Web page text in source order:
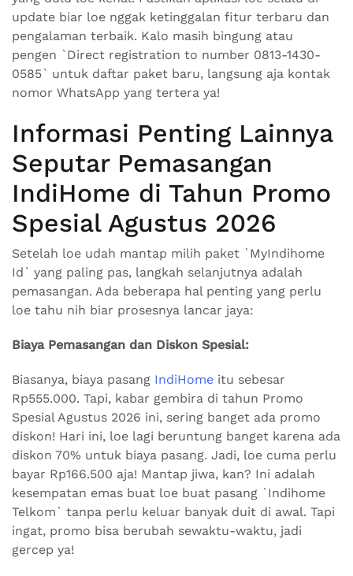
update biar loe nggak ketinggalan fitur terbaru dan
pengalaman terbaik. Kalo masih bingung atau
pengen `Direct registration to number 0813-1430-
0585` untuk daftar paket baru, langsung aja kontak
nomor WhatsApp yang tertera ya!
Informasi Penting Lainnya
Seputar Pemasangan
IndiHome di Tahun Promo
Spesial Agustus 2026
Setelah loe udah mantap milih paket `MyIndihome
Id` yang paling pas, langkah selanjutnya adalah
pemasangan. Ada beberapa hal penting yang perlu
loe tahu nih biar prosesnya lancar jaya:
Biaya Pemasangan dan Diskon Spesial:
Biasanya, biaya pasang IndiHome itu sebesar
Rp555.000. Tapi, kabar gembira di tahun Promo
Spesial Agustus 2026 ini, sering banget ada promo
diskon! Hari ini, loe lagi beruntung banget karena ada
diskon 70% untuk biaya pasang. Jadi, loe cuma perlu
bayar Rp166.500 aja! Mantap jiwa, kan? Ini adalah
kesempatan emas buat loe buat pasang `Indihome
Telkom` tanpa perlu keluar banyak duit di awal. Tapi
ingat, promo bisa berubah sewaktu-waktu, jadi
gercep ya!